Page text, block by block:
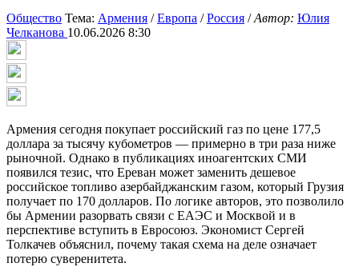
Общество Тема: Армения /Европа /Россия /Автор: Юлия
Челканова 10.06.2026 8:30
Армения сегодня покупает российский газ по цене 177,5
доллара за тысячу кубометров — примерно в три раза ниже
рыночной. Однако в публикациях иноагентских СМИ
появился тезис, что Ереван может заменить дешевое
российское топливо азербайджанским газом, который Грузия
получает по 170 долларов. По логике авторов, это позволило
бы Армении разорвать связи с ЕАЭС и Москвой и в
перспективе вступить в Евросоюз. Экономист Сергей
Толкачев объяснил, почему такая схема на деле означает
потерю суверенитета.